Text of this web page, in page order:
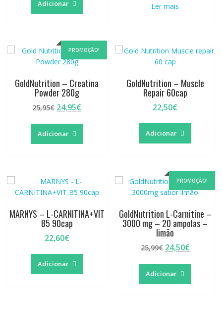
Adicionar Ler mais
PROMOÇÃO!
GoldNutrition – Creatina
Powder 280g
25,95€ O
original
era:
24,95€O
Adicionar
GoldNutrition – Muscle
Repair 60cap
22,50€
Adicionar
MARNYS – L-CARNITINA+VIT
B5 90cap
22,60€
Adicionar
PROMOÇÃO!
GoldNutrition L-Carnitine –
3000 mg – 20 ampolas –
limão
25,99€ O
original
era:
24,50€O
Adicionar